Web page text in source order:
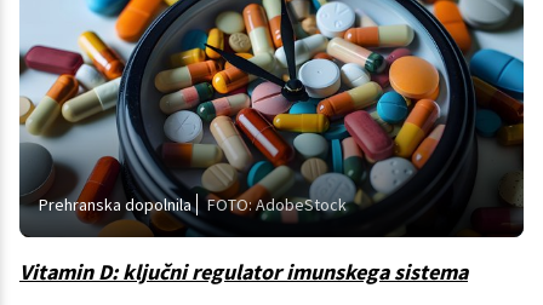
Prehranska dopolnila FOTO: AdobeStock
Vitamin D: ključni regulator imunskega sistema